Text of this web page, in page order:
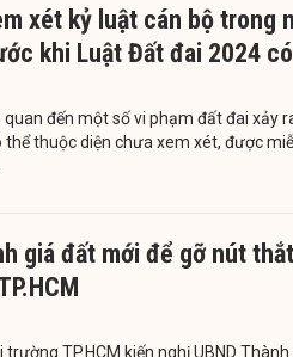
xét kỷ luật cán bộ trong
khi Luật Đất đai 2024
quan đến một số vi phạm đất đai xảy
thể thuộc diện chưa xem xét, được
giá đất mới để gỡ nút
trường TP.HCM kiến nghị UBND